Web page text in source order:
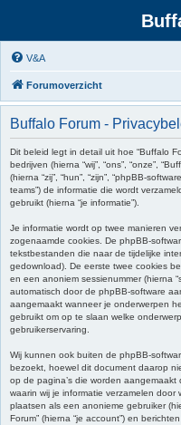
V&A
Forumoverzicht
Buffalo Forum -
Dit beleid legt in detail uit hoe “Buffalo
bedrijven (hierna “wij”, “ons”, “onze”,
(hierna “zij”, “hun”, “zijn”, “phpBB-
teams”) de informatie die wordt
gebruikt (hierna “je informatie”).
Je informatie wordt op twee manieren
zogenaamde cookies. De phpBB-
tekstbestanden die naar de tijdelijke
gedownload). De eerste twee cookies
en een anoniem sessienummer (hierna
automatisch door de phpBB-software
aangemaakt wanneer je onderwerpen
gebruikt om op te slaan welke
gebruikerservaring.
Wij kunnen ook buiten de phpBB-
bezoekt, hoewel dit document daarop
op de pagina’s die worden
waarin wij je informatie verzamelen
plaatsen als een anonieme gebruiker
Forum” (hierna “je account”) en